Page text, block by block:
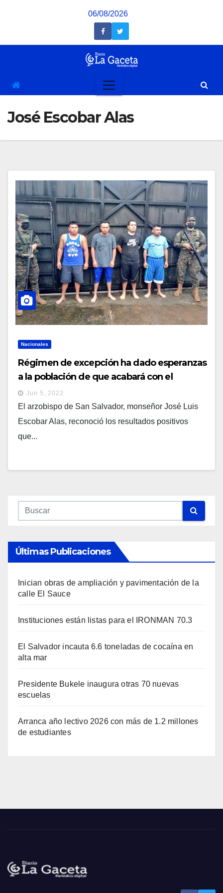
06/08/2026
José Escobar Alas
Nacionales
Régimen de excepción ha dado esperanzas
a la población de que acabará con el
crimen, afirma Escobar Alas
Jun 5, 2022
El arzobispo de San Salvador, monseñor José Luis
Escobar Alas, reconoció los resultados positivos
que...
Últimas Publicaciones
Inician obras de ampliación y pavimentación de la
calle El Sauce
Instituciones están listas para el IRONMAN 70.3
El Salvador incauta 6.6 toneladas de cocaína en
alta mar
Presidente Bukele inaugura otras 70 nuevas
escuelas
Arranca año lectivo 2026 con más de 1.2 millones
de estudiantes